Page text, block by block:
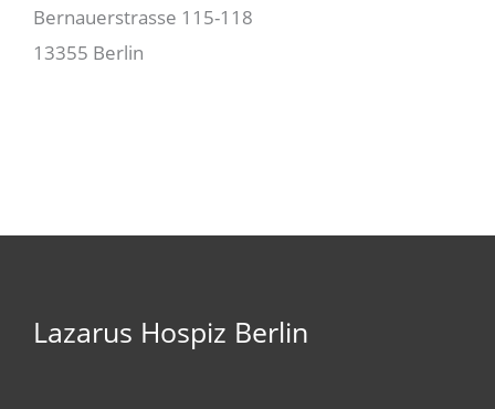
Bernauerstrasse 115-118
13355 Berlin
Lazarus Hospiz Berlin